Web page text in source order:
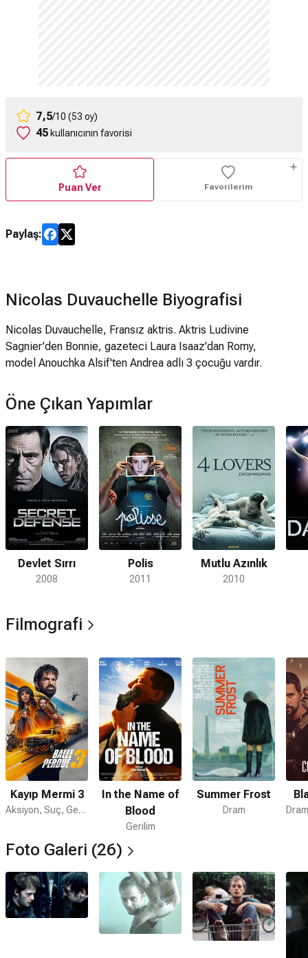
7,5/10 (53 oy)
45 kullanıcının favorisi
Puan Ver Favorilerim
Paylaş:
Nicolas Duvauchelle Biyografisi
Nicolas Duvauchelle, Fransız aktris. Aktris Ludivine
Sagnier'den Bonnie, gazeteci Laura Isaaz'dan Romy,
model Anouchka Alsif'ten Andrea adlı 3 çocuğu vardır.
Öne Çıkan Yapımlar
Devlet Sırrı
2008
Polis
2011
Mutlu Azınlık
2010
Filmografi
Kayıp Mermi 3
Aksiyon, Suç, Gerilim
In the Name of
Blood
Gerilim
Summer Frost
Dram
Foto Galeri (26)